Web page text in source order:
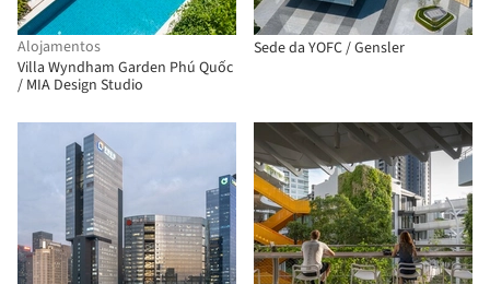
Alojamentos
Villa Wyndham Garden Phú Quốc
/ MIA Design Studio
Sede da YOFC / Gensler